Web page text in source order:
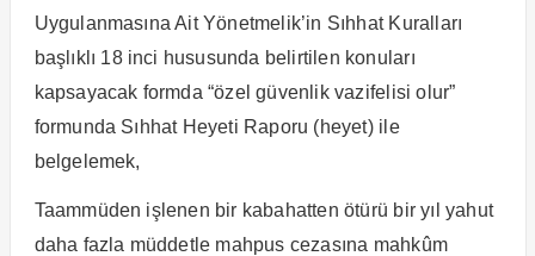
Uygulanmasına Ait Yönetmelik’in Sıhhat Kuralları
başlıklı 18 inci hususunda belirtilen konuları
kapsayacak formda “özel güvenlik vazifelisi olur”
formunda Sıhhat Heyeti Raporu (heyet) ile
belgelemek,
Taammüden işlenen bir kabahatten ötürü bir yıl yahut
daha fazla müddetle mahpus cezasına mahkûm